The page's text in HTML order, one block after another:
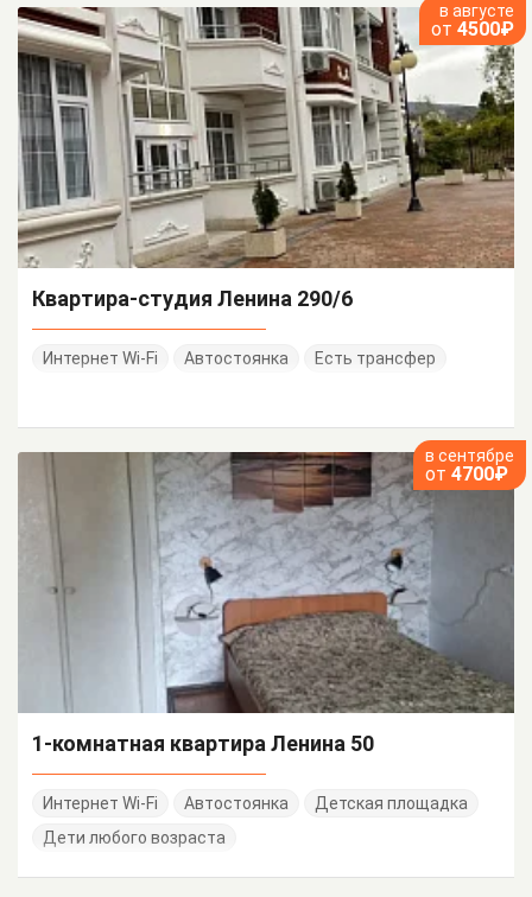
в августе
от 4500₽
Квартира-студия Ленина 290/6
Интернет Wi-Fi Автостоянка Есть трансфер
в сентябре
от 4700₽
1-комнатная квартира Ленина 50
Интернет Wi-Fi Автостоянка
Детская площадка
Дети любого возраста